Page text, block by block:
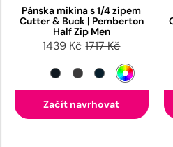
Pánska mikina s 1/4 zipem
Cutter & Buck | Pemberton
Half Zip Men
1439 Kč 1717 Kč
Začít navrhovat